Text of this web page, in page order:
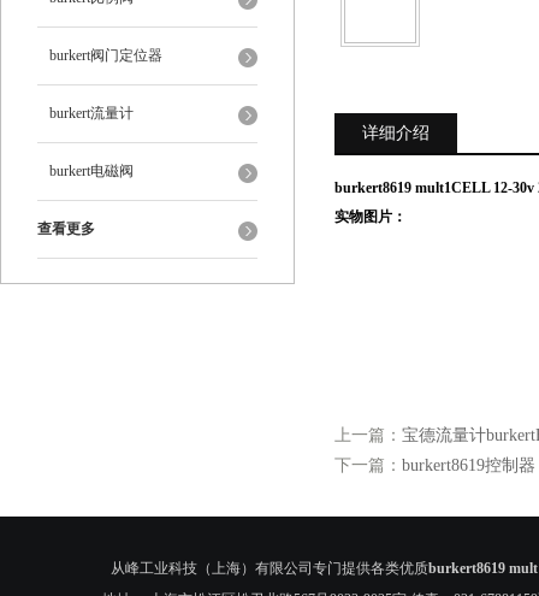
burkert阀门定位器
burkert流量计
burkert电磁阀
查看更多
详细介绍
burkert8619 mult1CELL 12-30v
实物图片：
上一篇： 宝德流量计
下一篇： burkert8619控制
从峰工业科技（上海）有限公司专门提供各类优质burkert8619